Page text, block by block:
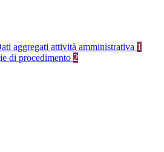
aggregati attività amministrativa 1
di procedimento 2